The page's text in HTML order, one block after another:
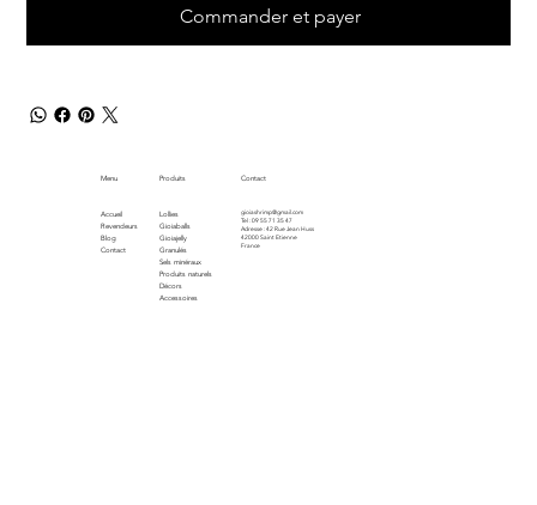
Commander et payer
Menu
Accueil
Revendeurs
Blog
Contact
Produits
Lollies
Gioiaballs
Gioiajelly
Granulés
Sels minéraux
Produits naturels
Décors
Accessoires
gioiashrimp@gmail.com
Tel : 09 55 71 35 47
Adresse : 42 Rue Jean Huss
42000 Saint Etienne
France
Contact